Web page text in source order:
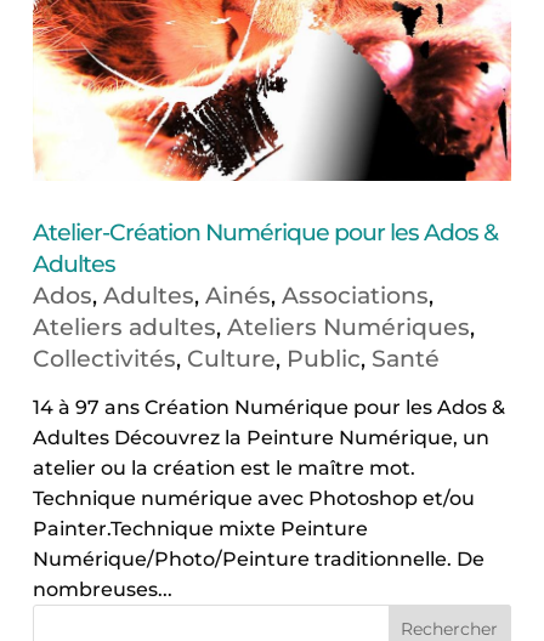
Atelier-Création Numérique pour les Ados &
Adultes
Ados, Adultes, Ainés, Associations,
Ateliers adultes, Ateliers Numériques,
Collectivités, Culture, Public, Santé
14 à 97 ans Création Numérique pour les Ados &
Adultes Découvrez la Peinture Numérique, un
atelier ou la création est le maître mot.
Technique numérique avec Photoshop et/ou
Painter.Technique mixte Peinture
Numérique/Photo/Peinture traditionnelle. De
nombreuses...